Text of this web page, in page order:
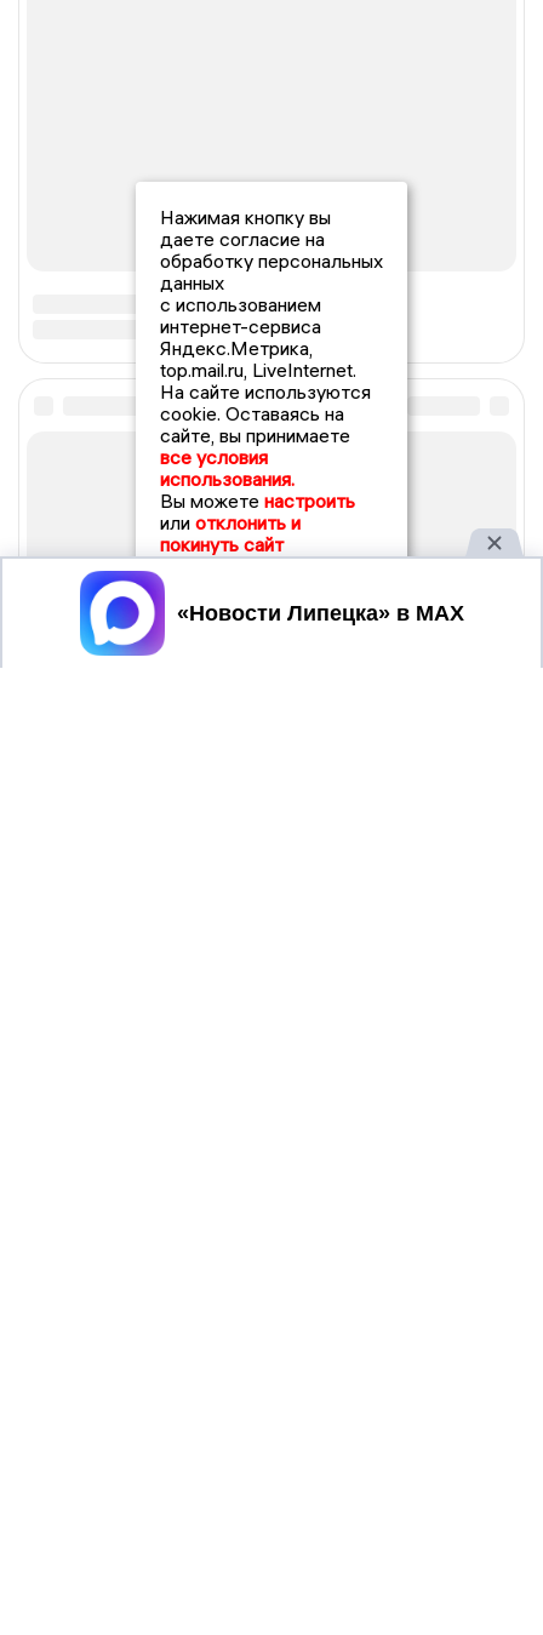
Нажимая кнопку вы
даете согласие на
обработку персональных
данных
с использованием
интернет-сервиса
Яндекс.Метрика,
top.mail.ru, LiveInternet.
На сайте используются
cookie. Оставаясь на
сайте, вы принимаете
все условия
использования.
Вы можете настроить
или отклонить и
покинуть сайт
Принять